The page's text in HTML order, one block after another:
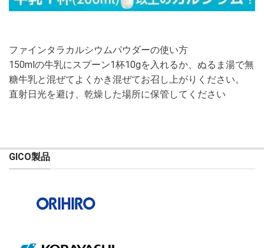
ファインタラカルシウムパウダーの使い方
150mlの牛乳にスプーン1杯10gを入れるか、ぬるま湯で無
糖牛乳と混ぜてよくかき混ぜてお召し上がりください。
直射日光を避け、乾燥した場所に保管してください
GICO製品